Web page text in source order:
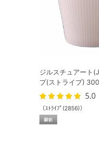
ジルスチュアート
プ(ストライプ)
5.0
（ｽﾄﾗｲﾌﾟ(2856)）